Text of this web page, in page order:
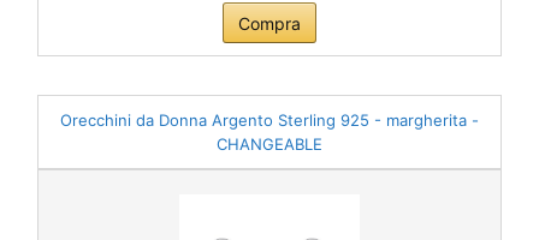
Compra
Orecchini da Donna Argento Sterling 925 - margherita -
CHANGEABLE